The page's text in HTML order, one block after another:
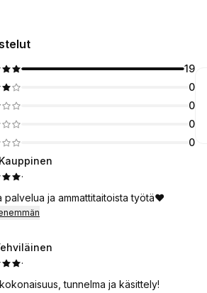
19
0
0
0
0
·
palvelua ja ammattitaitoista työtä❤️
·
tunnelma ja käsittely!